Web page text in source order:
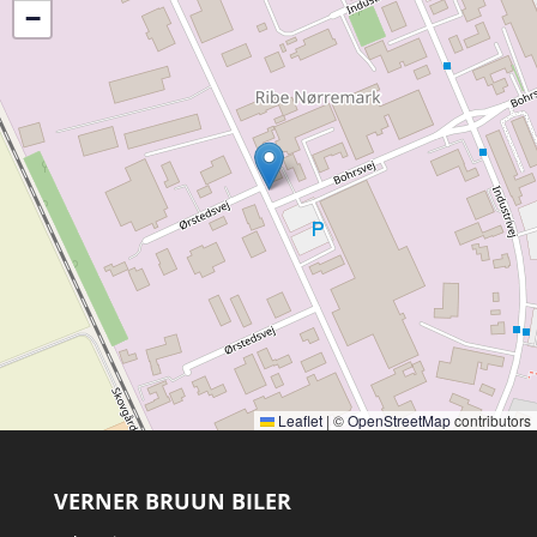
−
Leaflet | ©OpenStreetMapcontributors
VERNER BRUUN BILER